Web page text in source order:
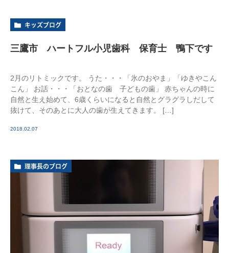
キッズブログ
三鷹市 ハートフル小児歯科 保育士 鴨下です
2月のリトミックです。 うた・・・「氷のおやま」「ゆきやこん
こん」 お話・・・「おとなの歯 子どもの歯」 赤ちゃんの時に
自然と生え始めて、6歳くらいになると自然とグラグラしだして
抜けて、そのあとに大人の歯が生えてきます。 […]
2018.02.07
理事長のブログ